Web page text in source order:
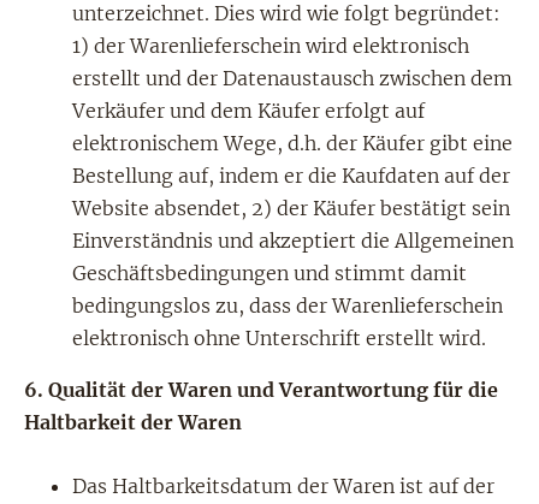
unterzeichnet. Dies wird wie folgt begründet:
1) der Warenlieferschein wird elektronisch
erstellt und der Datenaustausch zwischen dem
Verkäufer und dem Käufer erfolgt auf
elektronischem Wege, d.h. der Käufer gibt eine
Bestellung auf, indem er die Kaufdaten auf der
Website absendet, 2) der Käufer bestätigt sein
Einverständnis und akzeptiert die Allgemeinen
Geschäftsbedingungen und stimmt damit
bedingungslos zu, dass der Warenlieferschein
elektronisch ohne Unterschrift erstellt wird.
6. Qualität der Waren und Verantwortung für die
Haltbarkeit der Waren
Das Haltbarkeitsdatum der Waren ist auf der